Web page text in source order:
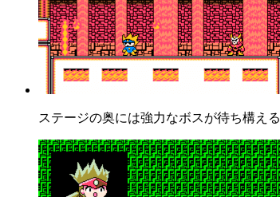
ステージの奥には強力なボスが待ち構える